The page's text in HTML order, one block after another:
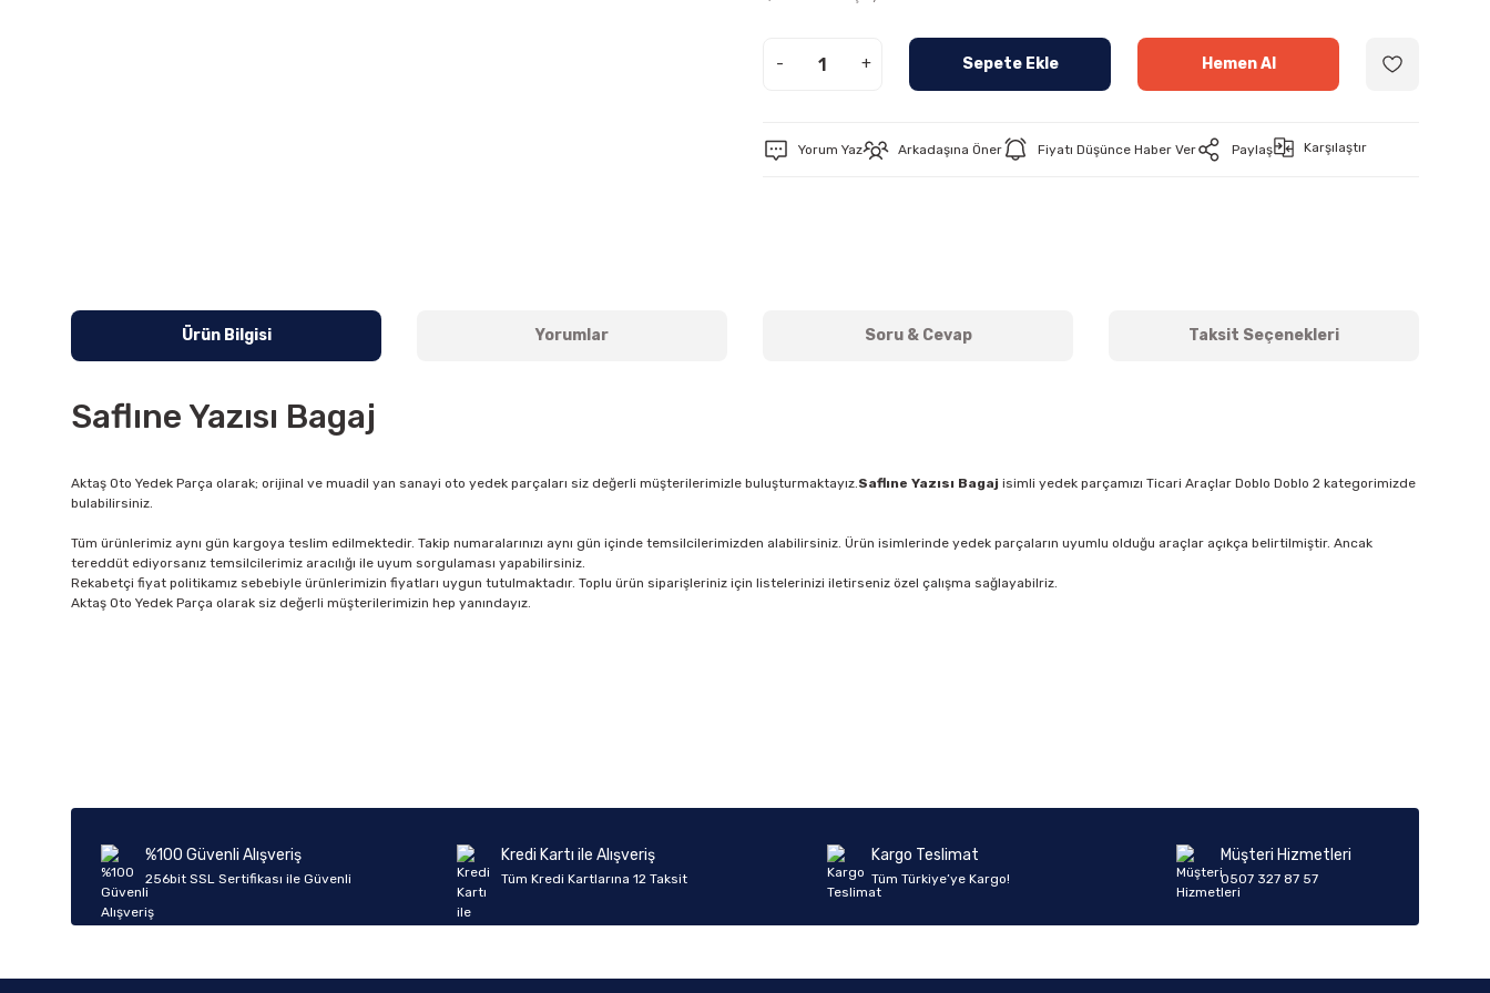
- + Sepete Ekle Hemen Al
Yorum Yaz Arkadaşına Öner Fiyatı Düşünce Haber Ver Paylaş Karşılaştır
Ürün Bilgisi Yorumlar Soru & Cevap Taksit Seçenekleri
Saflıne Yazısı Bagaj
Aktaş Oto Yedek Parça olarak; orijinal ve muadil yan sanayi oto yedek parçaları siz değerli müşterilerimizle buluşturmaktayız.Saflıne Yazısı Bagaj isimli yedek parçamızı Ticari Araçlar Doblo Doblo 2 kategorimizde
bulabilirsiniz.
Tüm ürünlerimiz aynı gün kargoya teslim edilmektedir. Takip numaralarınızı aynı gün içinde temsilcilerimizden alabilirsiniz. Ürün isimlerinde yedek parçaların uyumlu olduğu araçlar açıkça belirtilmiştir. Ancak
tereddüt ediyorsanız temsilcilerimiz aracılığı ile uyum sorgulaması yapabilirsiniz.
Rekabetçi fiyat politikamız sebebiyle ürünlerimizin fiyatları uygun tutulmaktadır. Toplu ürün siparişleriniz için listelerinizi iletirseniz özel çalışma sağlayabilriz.
Aktaş Oto Yedek Parça olarak siz değerli müşterilerimizin hep yanındayız.
%100 Güvenli Alışveriş
256bit SSL Sertifikası ile Güvenli
Kredi Kartı ile Alışveriş
Tüm Kredi Kartlarına 12 Taksit
Kargo Teslimat
Tüm Türkiye’ye Kargo!
Müşteri Hizmetleri
0507 327 87 57